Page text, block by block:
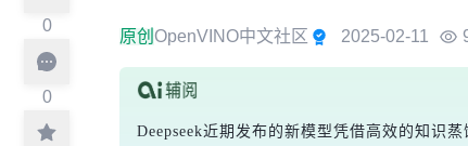
0
0
原创 OpenVINO中文社区 2025-02-11
Deepseek近期发布的新模型凭借高效的知识